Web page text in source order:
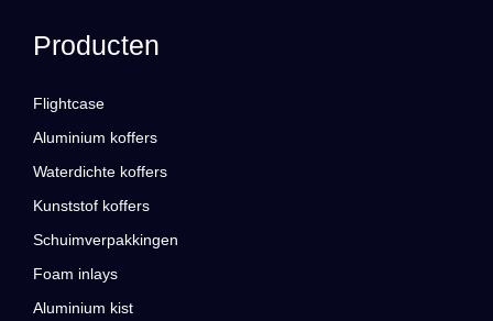
Producten
Flightcase
Aluminium koffers
Waterdichte koffers
Kunststof koffers
Schuimverpakkingen
Foam inlays
Aluminium kist